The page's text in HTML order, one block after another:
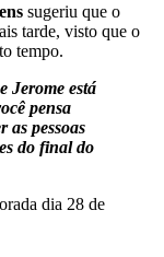
sugeriu que o
tarde, visto que o
tempo.
Jerome está
pensa
as pessoas
do final do
dia 28 de